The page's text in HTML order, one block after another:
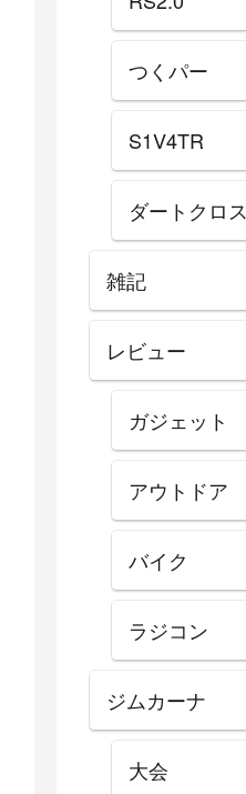
つくパー
S1V4TR
ダートクロス
雑記
レビュー
ガジェット
アウトドア
バイク
ラジコン
ジムカーナ
大会